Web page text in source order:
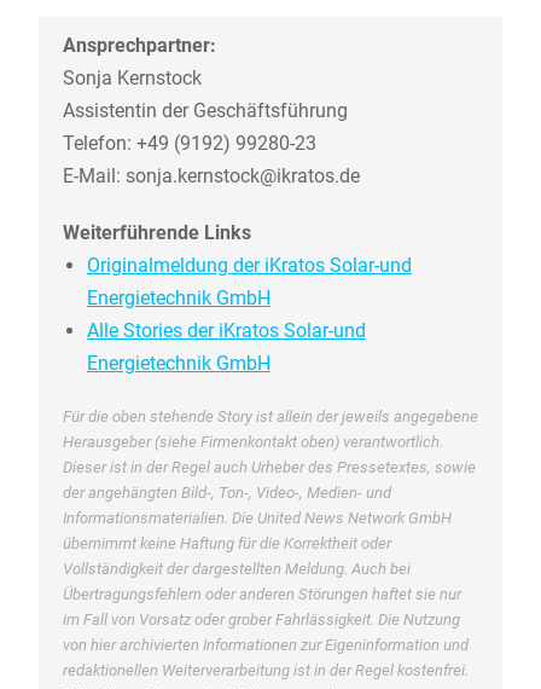
Ansprechpartner:
Sonja Kernstock
Assistentin der Geschäftsführung
Telefon: +49 (9192) 99280-23
E-Mail: sonja.kernstock@ikratos.de
Weiterführende Links
Originalmeldung der iKratos Solar-und
Energietechnik GmbH
Alle Stories der iKratos Solar-und
Energietechnik GmbH
Für die oben stehende Story ist allein der jeweils angegebene
Herausgeber (siehe Firmenkontakt oben) verantwortlich.
Dieser ist in der Regel auch Urheber des Pressetextes, sowie
der angehängten Bild-, Ton-, Video-, Medien- und
Informationsmaterialien. Die United News Network GmbH
übernimmt keine Haftung für die Korrektheit oder
Vollständigkeit der dargestellten Meldung. Auch bei
Übertragungsfehlern oder anderen Störungen haftet sie nur
im Fall von Vorsatz oder grober Fahrlässigkeit. Die Nutzung
von hier archivierten Informationen zur Eigeninformation und
redaktionellen Weiterverarbeitung ist in der Regel kostenfrei.